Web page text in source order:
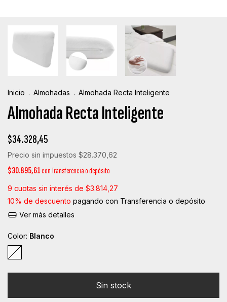
Inicio . Almohadas . Almohada Recta Inteligente
Almohada Recta Inteligente
$34.328,45
Precio sin impuestos $28.370,62
$30.895,61conTransferencia o depósito
9 cuotas sin interés de $3.814,27
10% de descuento pagando con Transferencia o depósito
Ver más detalles
Color: Blanco